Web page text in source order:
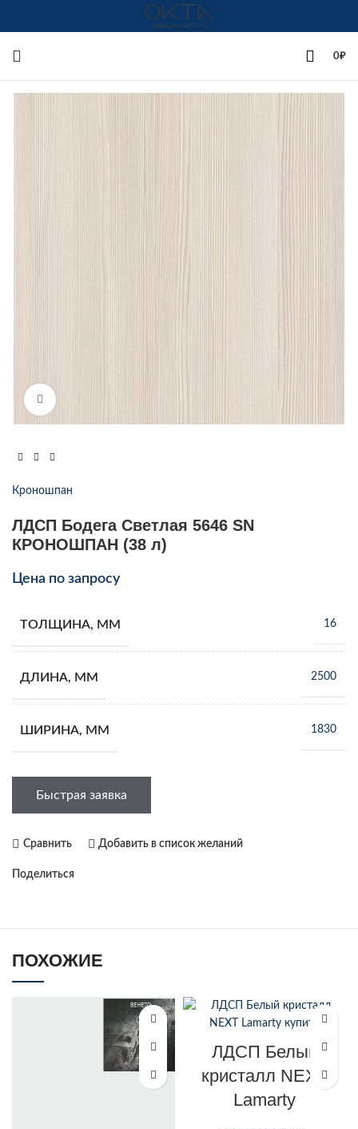
0₽
Кроношпан
ЛДСП Бодега Светлая 5646 SN
КРОНОШПАН (38 л)
Цена по запросу
ТОЛЩИНА, ММ 16
ДЛИНА, ММ 2500
ШИРИНА, ММ 1830
Быстрая заявка
Сравнить Добавить в список желаний
Поделиться
ПОХОЖИЕ
ЛДСП Белый
кристалл NEXT
Lamarty